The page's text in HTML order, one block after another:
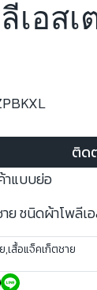
เอส
ติด
าแบบย่อ
ย ชนิดผ้าโพลีเ
,เสื้อแจ็คเก็ตชาย